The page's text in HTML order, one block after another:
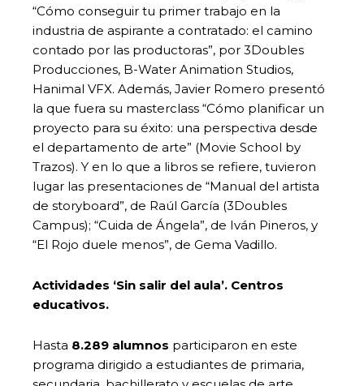
“Cómo conseguir tu primer trabajo en la
industria de aspirante a contratado: el camino
contado por las productoras”, por 3Doubles
Producciones, B-Water Animation Studios,
Hanimal VFX. Además, Javier Romero presentó
la que fuera su masterclass “Cómo planificar un
proyecto para su éxito: una perspectiva desde
el departamento de arte” (Movie School by
Trazos). Y en lo que a libros se refiere, tuvieron
lugar las presentaciones de “Manual del artista
de storyboard”, de Raúl García (3Doubles
Campus); “Cuida de Ángela”, de Iván Pineros, y
“El Rojo duele menos”, de Gema Vadillo.
Actividades ‘Sin salir del aula’. Centros
educativos.
Hasta 8.289 alumnos participaron en este
programa dirigido a estudiantes de primaria,